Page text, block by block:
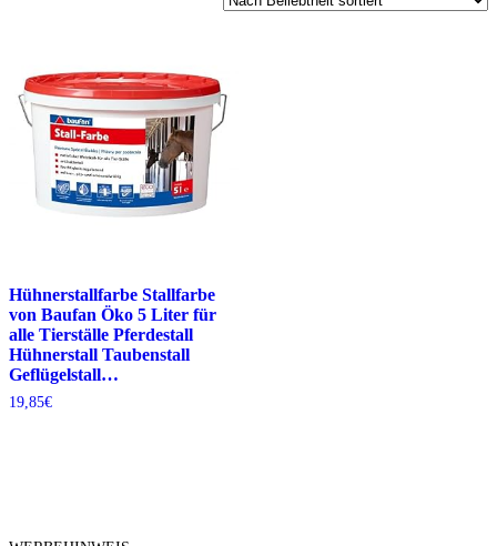
Hühnerstallfarbe Stallfarbe
von Baufan Öko 5 Liter für
alle Tierställe Pferdestall
Hühnerstall Taubenstall
Geflügelstall…
19,85€